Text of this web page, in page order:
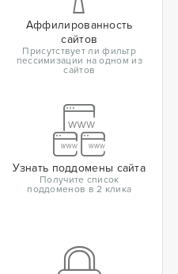
Аффилированность
сайтов
Присутствует ли фильтр
пессимизации на одном из
сайтов
Узнать поддомены сайта
Получите список
поддоменов в 2 клика